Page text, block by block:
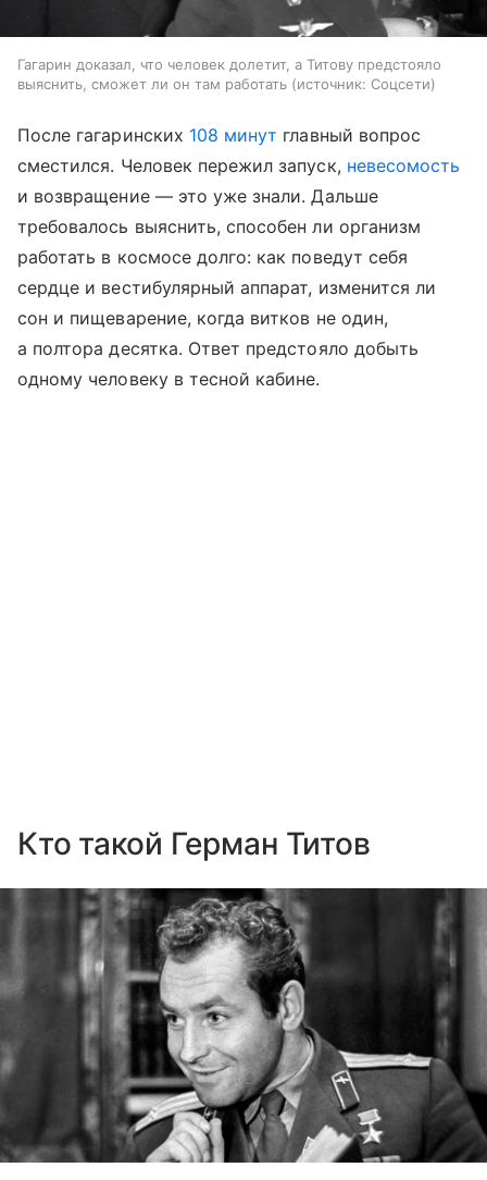
Гагарин доказал, что человек долетит, а Титову предстояло
выяснить, сможет ли он там работать
источник: Соцсети
После гагаринских 108 минут главный вопрос
сместился. Человек пережил запуск, невесомость
и возвращение — это уже знали. Дальше
требовалось выяснить, способен ли организм
работать в космосе долго: как поведут себя
сердце и вестибулярный аппарат, изменится ли
сон и пищеварение, когда витков не один,
а полтора десятка. Ответ предстояло добыть
одному человеку в тесной кабине.
Кто такой Герман Титов